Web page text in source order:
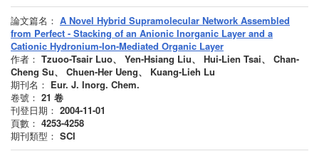
論文篇名： A Novel Hybrid Supramolecular Network Assembled
from Perfect - Stacking of an Anionic Inorganic Layer and a
Cationic Hydronium-Ion-Mediated Organic Layer
作者： Tzuoo-Tsair Luo、 Yen-Hsiang Liu、 Hui-Lien Tsai、 Chan-
Cheng Su、 Chuen-Her Ueng、 Kuang-Lieh Lu
期刊名： Eur. J. Inorg. Chem.
卷號： 21 卷
刊登日期： 2004-11-01
頁數： 4253-4258
期刊類型： SCI